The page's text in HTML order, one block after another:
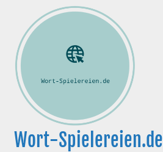
Wort-Spielereien.de